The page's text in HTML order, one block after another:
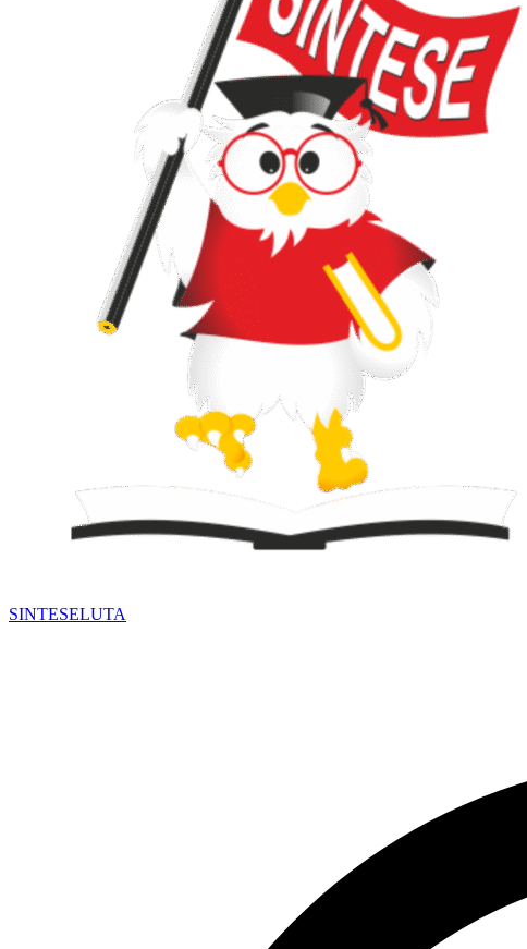
SINTESELUTA